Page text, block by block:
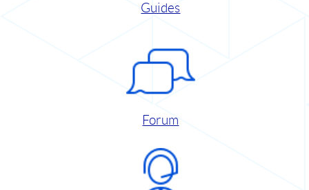
Guides
Forum